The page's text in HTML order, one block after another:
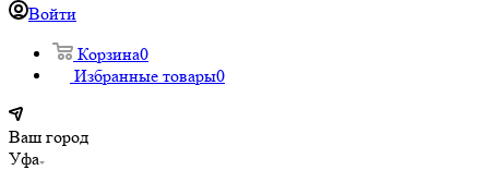
Войти
Корзина0
Избранные товары0
Ваш город
Уфа